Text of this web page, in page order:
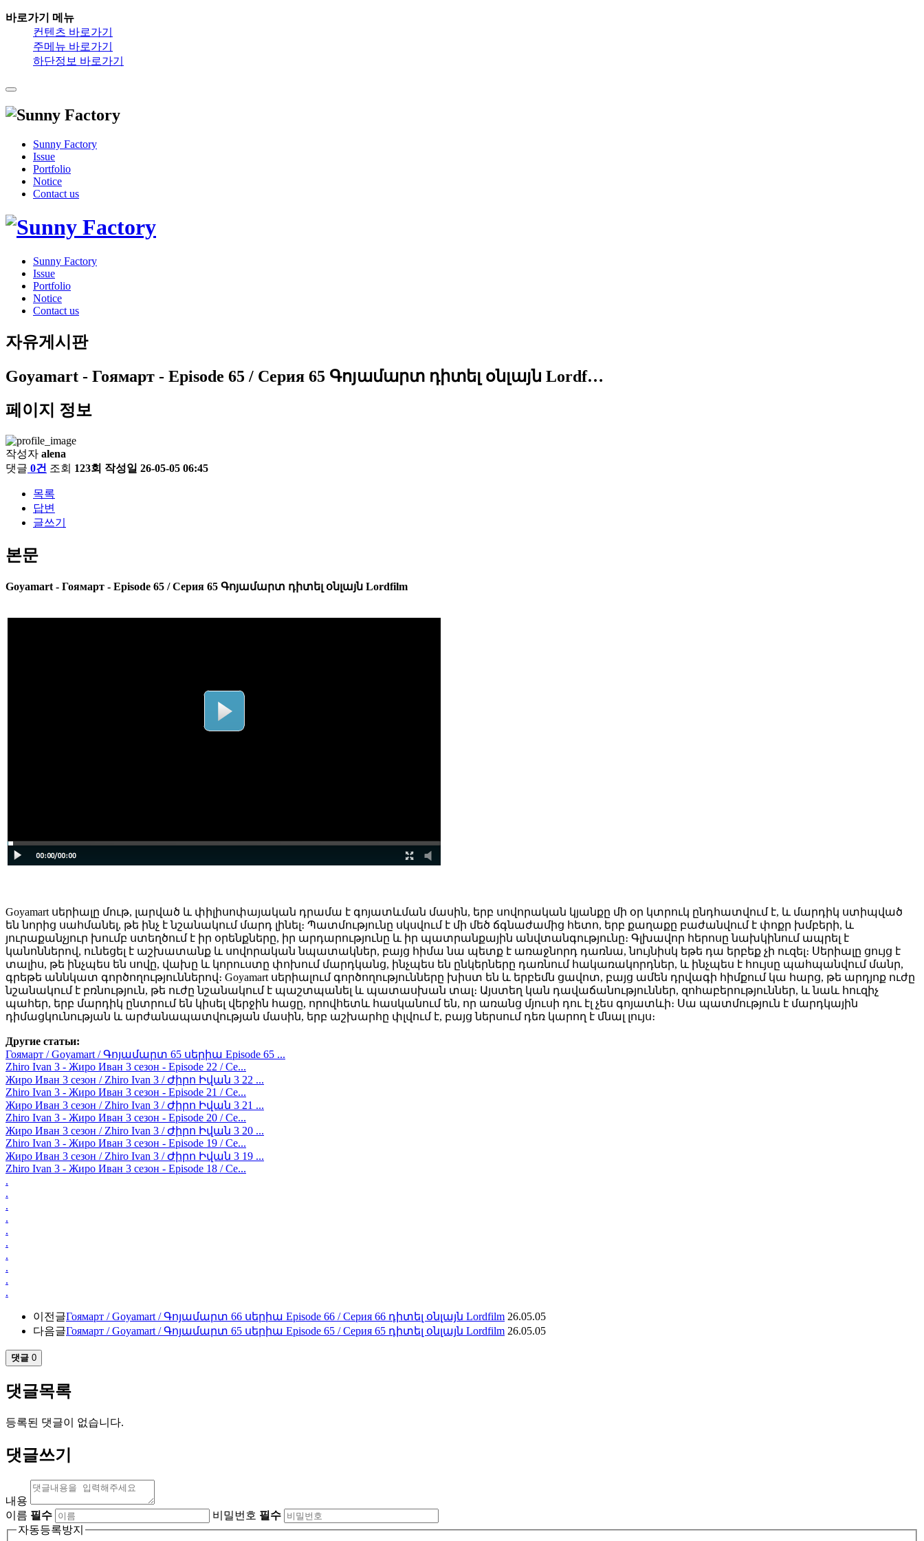
바로가기 메뉴
컨텐츠 바로가기
주메뉴 바로가기
하단정보 바로가기
Sunny Factory
Issue
Portfolio
Notice
Contact us
Sunny Factory
Issue
Portfolio
Notice
Contact us
자유게시판
Goyamart - Гоямарт - Episode 65 / Серия 65 Գոյամարտ դիտել օնլայն Lordf…
페이지 정보
작성자 alena
댓글 0건 조회 123회 작성일 26-05-05 06:45
목록
답변
글쓰기
본문
Goyamart - Гоямарт - Episode 65 / Серия 65 Գոյամարտ դիտել օնլայն Lordfilm
Goyamart սերիալը մութ, լարված և փիլիսոփայական դրամա է գոյատևման մասին, երբ սովորական կյանքը մի օր կտրուկ ընդհատվում է, և մարդիկ ստիպված
են նորից սահմանել, թե ինչ է նշանակում մարդ լինել։ Պատմությունը սկսվում է մի մեծ ճգնաժամից հետո, երբ քաղաքը բաժանվում է փոքր խմբերի, և
յուրաքանչյուր խումբ ստեղծում է իր օրենքները, իր արդարությունը և իր պատրանքային անվտանգությունը։ Գլխավոր հերոսը նախկինում ապրել է
կանոններով, ունեցել է աշխատանք և սովորական նպատակներ, բայց հիմա նա պետք է առաջնորդ դառնա, նույնիսկ եթե դա երբեք չի ուզել։ Սերիալը ցույց է
տալիս, թե ինչպես են սովը, վախը և կորուստը փոխում մարդկանց, ինչպես են ընկերները դառնում հակառակորդներ, և ինչպես է հույսը պահպանվում մանր,
գրեթե աննկատ գործողություններով։ Goyamart սերիալում գործողությունները խիստ են և երբեմն ցավոտ, բայց ամեն դրվագի հիմքում կա հարց, թե արդյոք ուժը
նշանակում է բռնություն, թե ուժը նշանակում է պաշտպանել և պատասխան տալ։ Այստեղ կան դավաճանություններ, զոհաբերություններ, և նաև հուզիչ
պահեր, երբ մարդիկ ընտրում են կիսել վերջին հացը, որովհետև հասկանում են, որ առանց մյուսի դու էլ չես գոյատևի։ Սա պատմություն է մարդկային
դիմացկունության և արժանապատվության մասին, երբ աշխարհը փլվում է, բայց ներսում դեռ կարող է մնալ լույս։
Другие статьи:
Гоямарт / Goyamart / Գոյամարտ 65 սերիա Episode 65 ...
Zhiro Ivan 3 - Жиро Иван 3 сезон - Episode 22 / Се...
Жиро Иван 3 сезон / Zhiro Ivan 3 / Ժիրո Իվան 3 22 ...
Zhiro Ivan 3 - Жиро Иван 3 сезон - Episode 21 / Се...
Жиро Иван 3 сезон / Zhiro Ivan 3 / Ժիրո Իվան 3 21 ...
Zhiro Ivan 3 - Жиро Иван 3 сезон - Episode 20 / Се...
Жиро Иван 3 сезон / Zhiro Ivan 3 / Ժիրո Իվան 3 20 ...
Zhiro Ivan 3 - Жиро Иван 3 сезон - Episode 19 / Се...
Жиро Иван 3 сезон / Zhiro Ivan 3 / Ժիրո Իվան 3 19 ...
Zhiro Ivan 3 - Жиро Иван 3 сезон - Episode 18 / Се...
.
.
.
.
.
.
.
.
.
.
이전글Гоямарт / Goyamart / Գոյամարտ 66 սերիա Episode 66 / Серия 66 դիտել օնլայն Lordfilm 26.05.05
다음글Гоямарт / Goyamart / Գոյամարտ 65 սերիա Episode 65 / Серия 65 դիտել օնլայն Lordfilm 26.05.05
댓글 0
댓글목록
등록된 댓글이 없습니다.
댓글쓰기
내용
이름 필수 비밀번호 필수
자동등록방지